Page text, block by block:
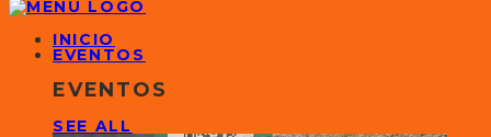
INICIO
EVENTOS
EVENTOS
SEE ALL